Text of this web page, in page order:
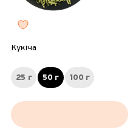
Кукіча
25 г 50 г 100 г